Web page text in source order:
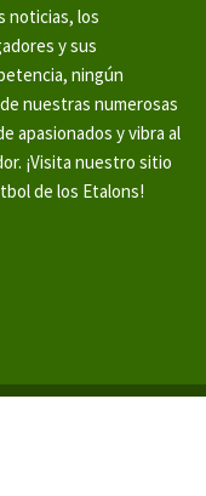
noticias, los
y sus
ningún
nuestras numerosas
apasionados y vibra al
¡Visita nuestro sitio
de los Etalons!